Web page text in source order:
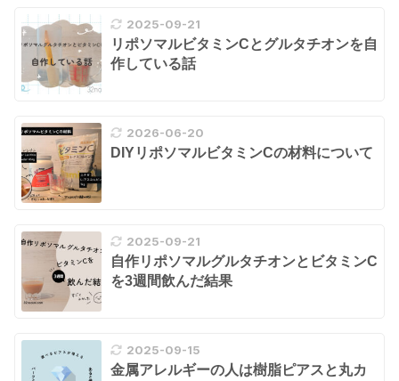
2025-09-21
リポソマルビタミンCとグルタチオンを自
作している話
2026-06-20
DIYリポソマルビタミンCの材料について
2025-09-21
自作リポソマルグルタチオンとビタミンC
を3週間飲んだ結果
2025-09-15
金属アレルギーの人は樹脂ピアスと丸カ